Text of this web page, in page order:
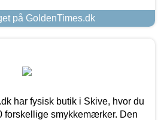
på GoldenTimes.dk
har fysisk butik i Skive, hvor du
forskellige smykkemærker. Den